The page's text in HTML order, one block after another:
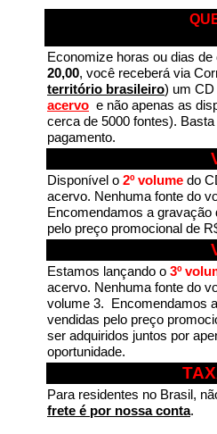
Economize horas ou dias
20,00, você receberá via
território brasileiro) um
acervo e não apenas as
cerca de 5000 fontes).
pagamento.
Disponível o 2º volume do
acervo. Nenhuma fonte do
Encomendamos a gravação
pelo preço promocional de
Estamos lançando o 3º
acervo. Nenhuma fonte do
volume 3. Encomendamos
vendidas pelo preço
ser adquiridos juntos por
oportunidade.
Para residentes no Brasil,
frete é por nossa conta.